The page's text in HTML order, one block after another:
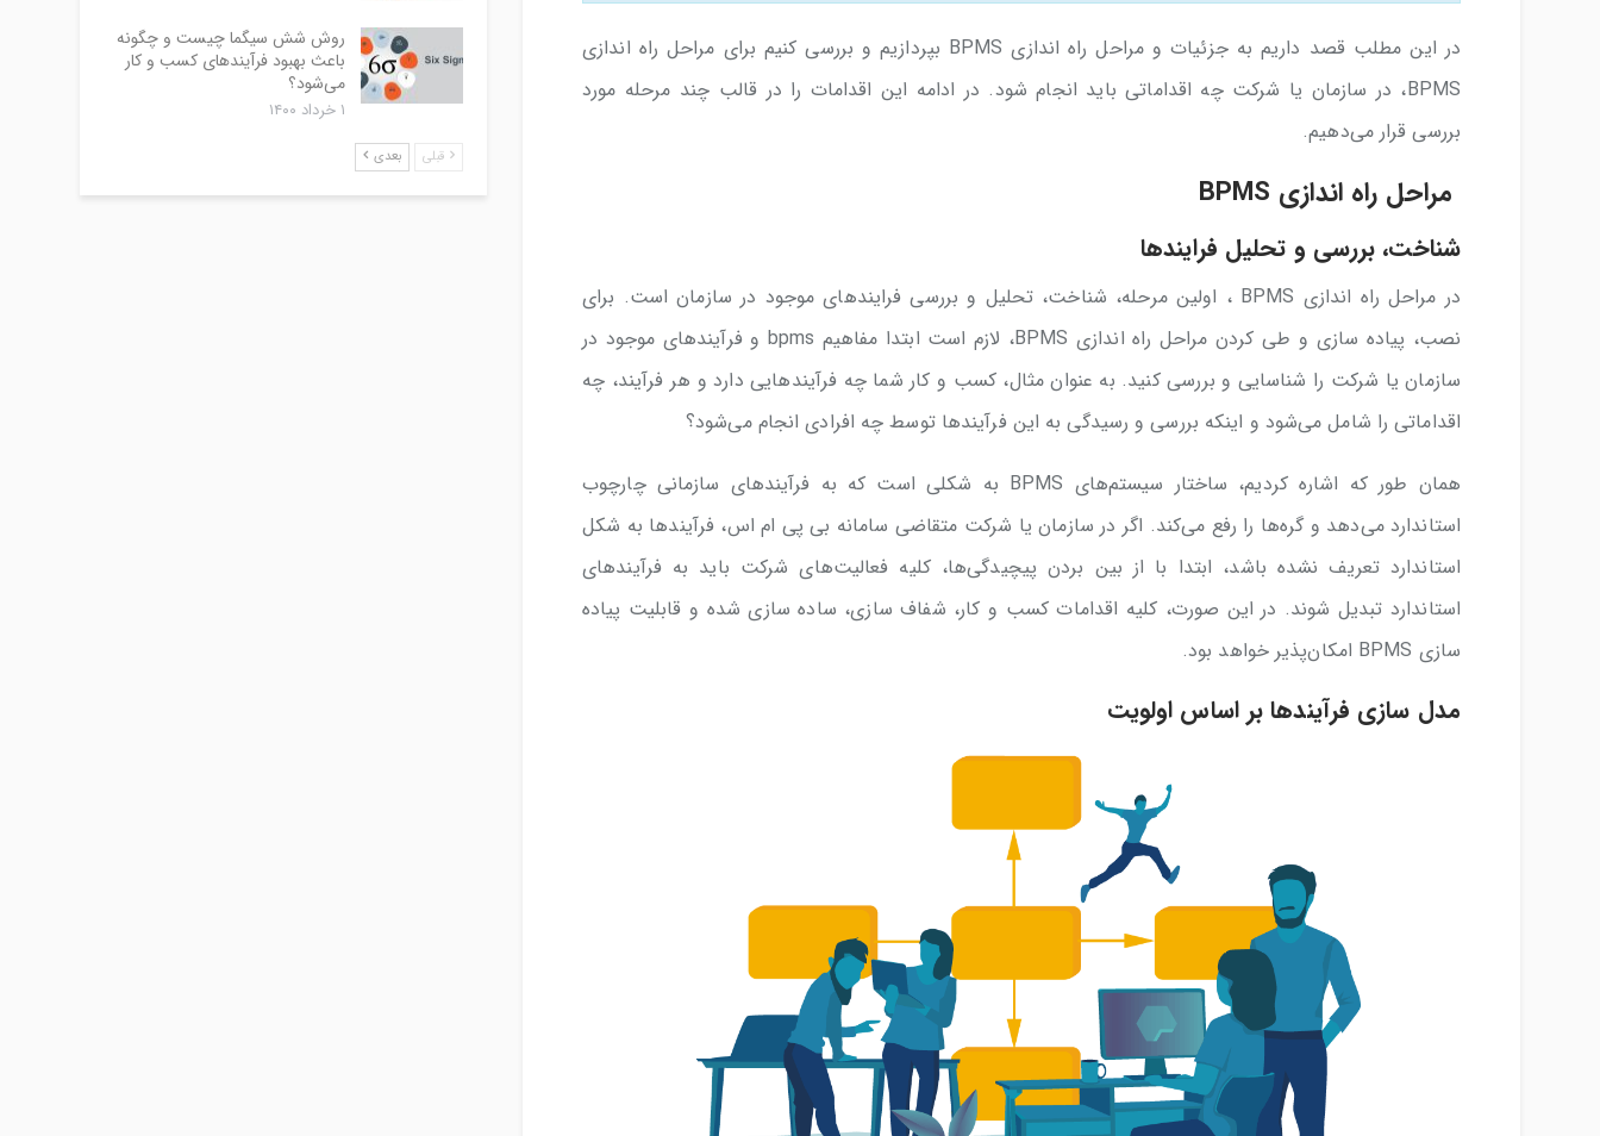
در این مطلب قصد داریم به جزئیات و مراحل راه اندازی BPMS بپردازیم و بررسی کنیم برای مراحل راه اندازی
BPMS، در سازمان یا شرکت چه اقداماتی باید انجام شود. در ادامه این اقدامات را در قالب چند مرحله مورد
بررسی قرار می‌دهیم.
مراحل راه اندازی BPMS
شناخت، بررسی و تحلیل فرایندها
در مراحل راه‌ اندازی BPMS ، اولین مرحله، شناخت، تحلیل و بررسی فرایندهای موجود در سازمان است. برای
نصب، پیاده سازی و طی کردن مراحل راه اندازی BPMS، لازم است ابتدا مفاهیم bpms و فرآیندهای موجود در
سازمان یا شرکت را شناسایی و بررسی کنید. به عنوان مثال، کسب و کار شما چه فرآیندهایی دارد و هر فرآیند، چه
اقداماتی را شامل می‌شود و اینکه بررسی و رسیدگی به این فرآیندها توسط چه افرادی انجام می‌شود؟
همان طور که اشاره کردیم، ساختار سیستم‌های BPMS به شکلی است که به فرآیندهای سازمانی چارچوب
استاندارد می‌‌دهد و گره‌ها را رفع می‌کند. اگر در سازمان یا شرکت متقاضی سامانه بی پی ام اس، فرآیندها به شکل
استاندارد تعریف نشده باشد، ابتدا با از بین بردن پیچیدگی‌ها، کلیه فعالیت‌های شرکت باید به فرآیندهای
استاندارد تبدیل شوند. در این صورت، کلیه اقدامات کسب و کار، شفاف سازی، ساده سازی شده و قابلیت پیاده
سازی BPMS امکان‌پذیر خواهد بود.
مدل سازی فرآیندها بر اساس اولویت
روش شش سیگما چیست و چگونه
باعث بهبود فرآیندهای کسب و کار
می‌شود؟
۱ خرداد ۱۴۰۰
قبلی بعدی